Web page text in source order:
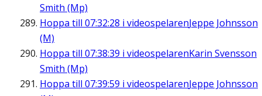
Smith (Mp)
Hoppa till 07:32:28 i videospelarenJeppe Johnsson
(M)
Hoppa till 07:38:39 i videospelarenKarin Svensson
Smith (Mp)
Hoppa till 07:39:59 i videospelarenJeppe Johnsson